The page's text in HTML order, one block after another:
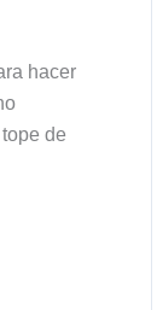
hacer
de